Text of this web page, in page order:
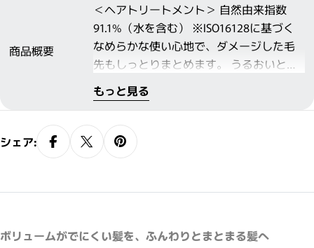
ジ葉油 ソルビトール イソアルキル（Ｃ１
０－４０）アミドプロピルエチルジモニ
ウムエトサルフェート ビスジグリセリル
ポリアシルアジペート－２ ステアロキシ
プロピルトリモニウムクロリド ベヘント
リモニウムメトサルフェート ステアリル
アルコール イソプロパノール アモジメチ
コン リンゴ酸 安息香酸Ｎａ トコフェロー
ル 香料 カラメル
商品概要
＜ヘアトリートメント＞ 自然由来指数
91.1%（水を含む） ※ISO16128に基づく
なめらかな使い心地で、ダメージした毛
先もしっとりまとめます。 うるおいとツ
ヤのある髪へ導きます。
もっと見る
シェア:
ボリュームがでにくい髪を、ふんわりとまとまる髪へ